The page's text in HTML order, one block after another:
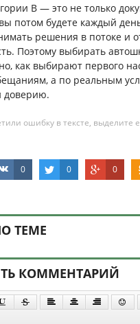
B — это не только
потом будете каждый
решения в потоке и
Поэтому выбирать
как выбирают первого
а по реальным
доверию.
ошибку в тексте, выделите
0 0 0
ТЕМЕ
КОММЕНТАРИЙ